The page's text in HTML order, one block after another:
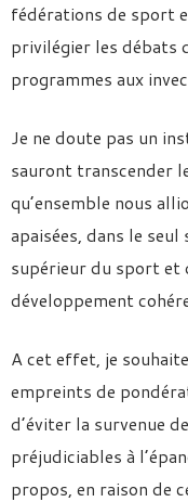
fédérations de sport
privilégier les débats
programmes aux
Je ne doute pas un
sauront transcender
qu’ensemble nous
apaisées, dans le
supérieur du sport et
développement
A cet effet, je
empreints de
d’éviter la survenue
préjudiciables à
propos, en raison de